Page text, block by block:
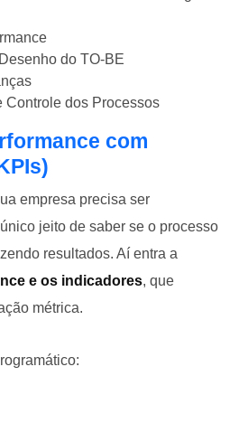
do TO-BE
Controle dos Processos
com
empresa precisa ser
jeito de saber se o processo
resultados. Aí entra a
e os indicadores, que
métrica.